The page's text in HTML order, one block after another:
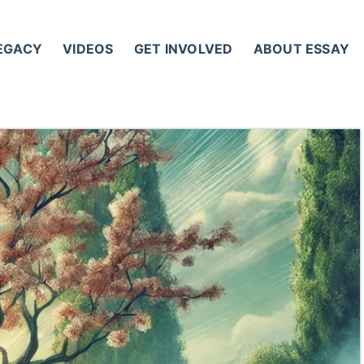
VIDEOS GET INVOLVED ABOUT ESSAY